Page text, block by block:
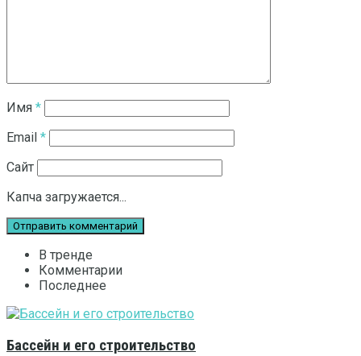
Имя *
Email *
Сайт
Капча загружается...
В тренде
Комментарии
Последнее
Бассейн и его строительство